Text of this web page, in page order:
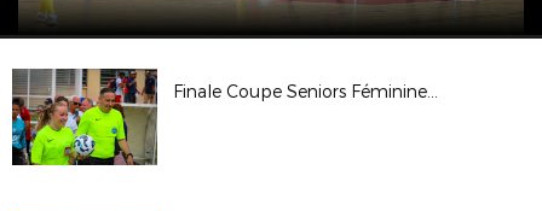
Finale Coupe Seniors Féminines à 11 2026